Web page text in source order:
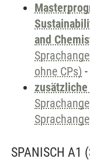
and
ohne CPs) -
SPANISCH A1